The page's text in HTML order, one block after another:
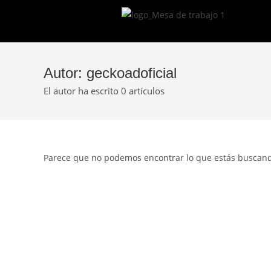
Autor: geckoadoficial
El autor ha escrito 0 artículos
Parece que no podemos encontrar lo que estás